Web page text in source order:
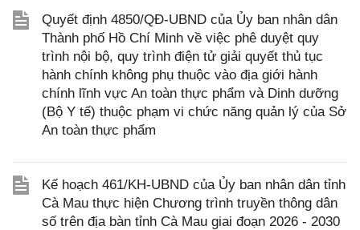
Quyết định 4850/QĐ-UBND của Ủy ban nhân dân
Thành phố Hồ Chí Minh về việc phê duyệt quy
trình nội bộ, quy trình điện tử giải quyết thủ tục
hành chính không phụ thuộc vào địa giới hành
chính lĩnh vực An toàn thực phẩm và Dinh dưỡng
(Bộ Y tế) thuộc phạm vi chức năng quản lý của Sở
An toàn thực phẩm
Kế hoạch 461/KH-UBND của Ủy ban nhân dân tỉnh
Cà Mau thực hiện Chương trình truyền thông dân
số trên địa bàn tỉnh Cà Mau giai đoạn 2026 - 2030